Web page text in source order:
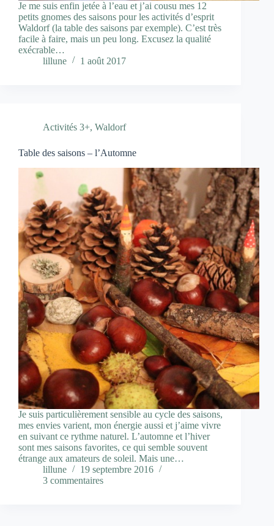
Je me suis enfin jetée à l’eau et j’ai cousu mes 12
petits gnomes des saisons pour les activités d’esprit
Waldorf (la table des saisons par exemple). C’est très
facile à faire, mais un peu long. Excusez la qualité
exécrable…
lillune
1 août 2017
Activités 3+, Waldorf
Table des saisons – l’Automne
Je suis particulièrement sensible au cycle des saisons,
mes envies varient, mon énergie aussi et j’aime vivre
en suivant ce rythme naturel. L’automne et l’hiver
sont mes saisons favorites, ce qui semble souvent
étrange aux amateurs de soleil. Mais une…
lillune
19 septembre 2016
3 commentaires